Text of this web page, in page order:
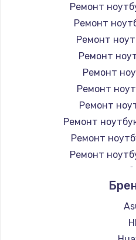
Ремонт
Ремонт
Ремонт
Ремонт
Ремонт
Ремонт
Ремонт
Ремонт
Ремонт
Ремонт
Ремонт
Ремонт
Ремонт
Ремонт
Ремонт